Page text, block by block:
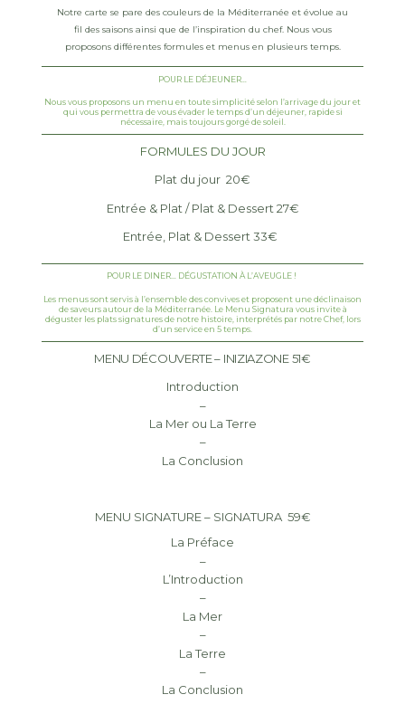
Notre carte se pare des couleurs de la Méditerranée et évolue au
fil des saisons ainsi que de l’inspiration du chef. Nous vous
proposons différentes formules et menus en plusieurs temps.
POUR LE DÉJEUNER…
Nous vous proposons un menu en toute simplicité selon l’arrivage du jour et
qui vous permettra de vous évader le temps d’un déjeuner, rapide si
nécessaire, mais toujours gorgé de soleil.
FORMULES DU JOUR
Plat du jour 20€
Entrée & Plat / Plat & Dessert 27€
Entrée, Plat & Dessert 33€
POUR LE DINER… DÉGUSTATION À L’AVEUGLE !
Les menus sont servis à l’ensemble des convives et proposent une déclinaison
de saveurs autour de la Méditerranée. Le Menu Signatura vous invite à
déguster les plats signatures de notre histoire, interprétés par notre Chef, lors
d’un service en 5 temps.
MENU DÉCOUVERTE – INIZIAZONE 51€
Introduction
–
La Mer ou La Terre
–
La Conclusion
MENU SIGNATURE – SIGNATURA 59€
La Préface
–
L’Introduction
–
La Mer
–
La Terre
–
La Conclusion